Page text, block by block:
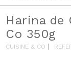
Harina de
Co 350g
CUISINE & CO